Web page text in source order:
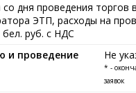
дня проведения
ЭТП, расходы на
бел. руб. с НДС
и проведение
Не
* -
заявок